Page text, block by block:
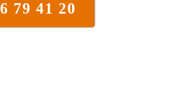
79 41 20